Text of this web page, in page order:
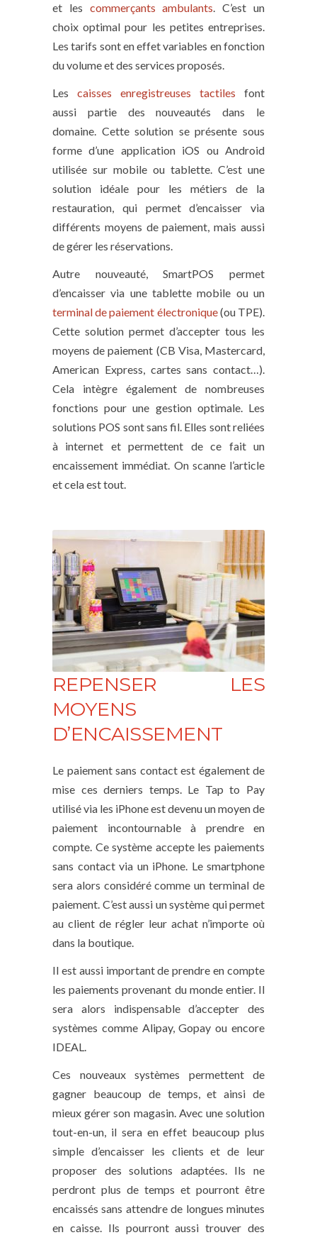
et les commerçants ambulants. C’est un
choix optimal pour les petites entreprises.
Les tarifs sont en effet variables en fonction
du volume et des services proposés.
Les caisses enregistreuses tactiles font
aussi partie des nouveautés dans le
domaine. Cette solution se présente sous
forme d’une application iOS ou Android
utilisée sur mobile ou tablette. C’est une
solution idéale pour les métiers de la
restauration, qui permet d’encaisser via
différents moyens de paiement, mais aussi
de gérer les réservations.
Autre nouveauté, SmartPOS permet
d’encaisser via une tablette mobile ou un
terminal de paiement électronique(ou TPE).
Cette solution permet d’accepter tous les
moyens de paiement (CB Visa, Mastercard,
American Express, cartes sans contact…).
Cela intègre également de nombreuses
fonctions pour une gestion optimale. Les
solutions POS sont sans fil. Elles sont reliées
à internet et permettent de ce fait un
encaissement immédiat. On scanne l’article
et cela est tout.
REPENSER LES
MOYENS
D’ENCAISSEMENT
Le paiement sans contact est également de
mise ces derniers temps. Le Tap to Pay
utilisé via les iPhone est devenu un moyen de
paiement incontournable à prendre en
compte. Ce système accepte les paiements
sans contact via un iPhone. Le smartphone
sera alors considéré comme un terminal de
paiement. C’est aussi un système qui permet
au client de régler leur achat n’importe où
dans la boutique.
Il est aussi important de prendre en compte
les paiements provenant du monde entier. Il
sera alors indispensable d’accepter des
systèmes comme Alipay, Gopay ou encore
IDEAL.
Ces nouveaux systèmes permettent de
gagner beaucoup de temps, et ainsi de
mieux gérer son magasin. Avec une solution
tout-en-un, il sera en effet beaucoup plus
simple d’encaisser les clients et de leur
proposer des solutions adaptées. Ils ne
perdront plus de temps et pourront être
encaissés sans attendre de longues minutes
en caisse. Ils pourront aussi trouver des